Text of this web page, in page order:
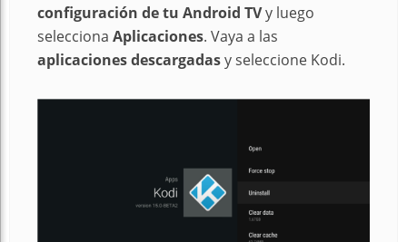
configuración de tu Android TVy luego
selecciona Aplicaciones. Vaya a las
aplicaciones descargadasy seleccione Kodi.